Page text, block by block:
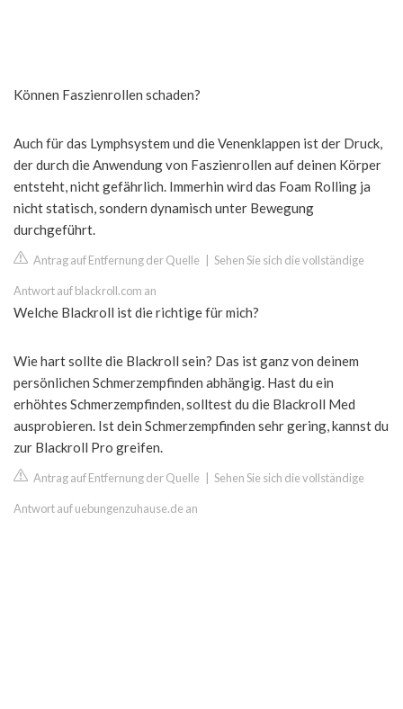
Können Faszienrollen schaden?
Auch für das Lymphsystem und die Venenklappen ist der Druck,
der durch die Anwendung von Faszienrollen auf deinen Körper
entsteht, nicht gefährlich. Immerhin wird das Foam Rolling ja
nicht statisch, sondern dynamisch unter Bewegung
durchgeführt.
Antrag auf Entfernung der Quelle Sehen Sie sich die vollständige
Antwort auf blackroll.com an
Welche Blackroll ist die richtige für mich?
Wie hart sollte die Blackroll sein? Das ist ganz von deinem
persönlichen Schmerzempfinden abhängig. Hast du ein
erhöhtes Schmerzempfinden, solltest du die Blackroll Med
ausprobieren. Ist dein Schmerzempfinden sehr gering, kannst du
zur Blackroll Pro greifen.
Antrag auf Entfernung der Quelle Sehen Sie sich die vollständige
Antwort auf uebungenzuhause.de an